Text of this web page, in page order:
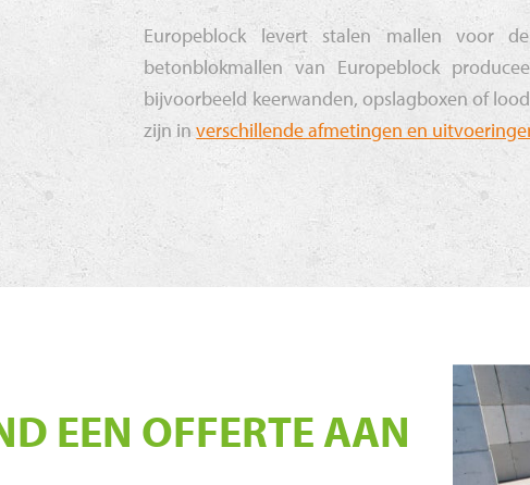
Europeblock levert stalen mallen voor
betonblokmallen van Europeblock
bijvoorbeeld keerwanden, opslagboxen of
zijn inverschillende afmetingen en
EEN OFFERTE AAN